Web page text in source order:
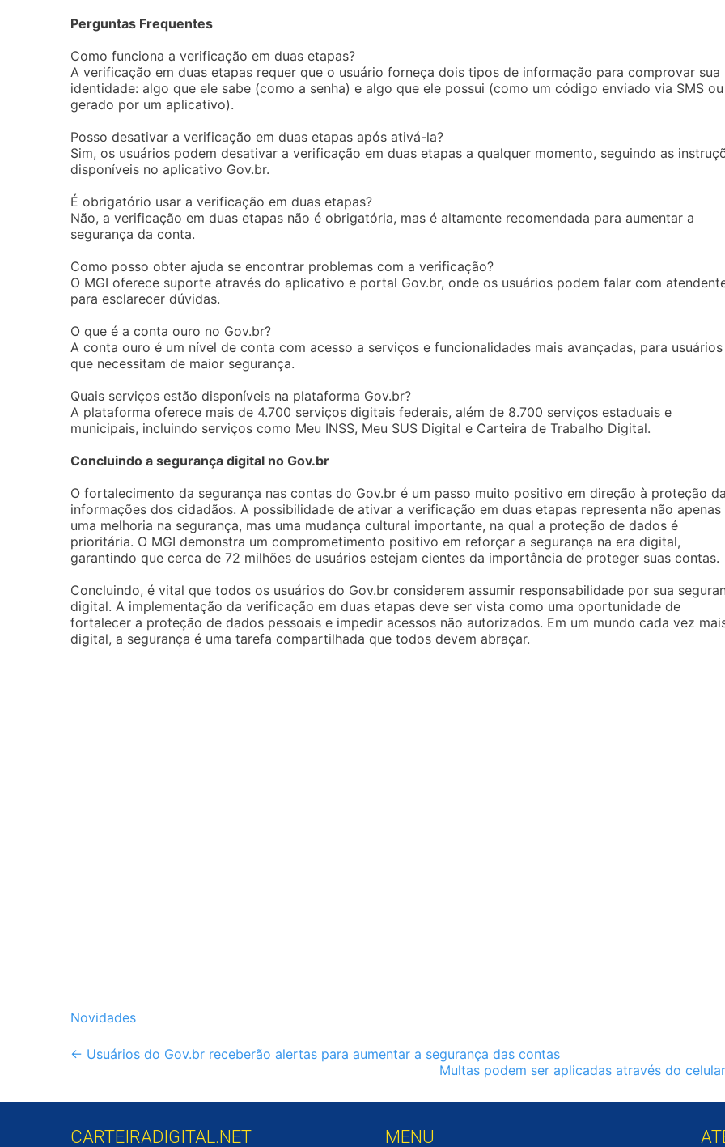
Perguntas Frequentes
Como funciona a verificação em duas etapas?
A verificação em duas etapas requer que o usuário forneça dois tipos de informação para comprovar sua
identidade: algo que ele sabe (como a senha) e algo que ele possui (como um código enviado via SMS ou
gerado por um aplicativo).
Posso desativar a verificação em duas etapas após ativá-la?
Sim, os usuários podem desativar a verificação em duas etapas a qualquer momento, seguindo as
disponíveis no aplicativo Gov.br.
É obrigatório usar a verificação em duas etapas?
Não, a verificação em duas etapas não é obrigatória, mas é altamente recomendada para aumentar a
segurança da conta.
Como posso obter ajuda se encontrar problemas com a verificação?
O MGI oferece suporte através do aplicativo e portal Gov.br, onde os usuários podem falar com
para esclarecer dúvidas.
O que é a conta ouro no Gov.br?
A conta ouro é um nível de conta com acesso a serviços e funcionalidades mais avançadas, para usuários
que necessitam de maior segurança.
Quais serviços estão disponíveis na plataforma Gov.br?
A plataforma oferece mais de 4.700 serviços digitais federais, além de 8.700 serviços estaduais e
municipais, incluindo serviços como Meu INSS, Meu SUS Digital e Carteira de Trabalho Digital.
Concluindo a segurança digital no Gov.br
O fortalecimento da segurança nas contas do Gov.br é um passo muito positivo em direção à proteção
informações dos cidadãos. A possibilidade de ativar a verificação em duas etapas representa não apenas
uma melhoria na segurança, mas uma mudança cultural importante, na qual a proteção de dados é
prioritária. O MGI demonstra um comprometimento positivo em reforçar a segurança na era digital,
garantindo que cerca de 72 milhões de usuários estejam cientes da importância de proteger suas contas.
Concluindo, é vital que todos os usuários do Gov.br considerem assumir responsabilidade por sua
digital. A implementação da verificação em duas etapas deve ser vista como uma oportunidade de
fortalecer a proteção de dados pessoais e impedir acessos não autorizados. Em um mundo cada vez
digital, a segurança é uma tarefa compartilhada que todos devem abraçar.
Novidades
Post
← Usuários do Gov.br receberão alertas para aumentar a segurança das contas
Multas podem ser aplicadas através do celular
CARTEIRADIGITAL.NET MENU